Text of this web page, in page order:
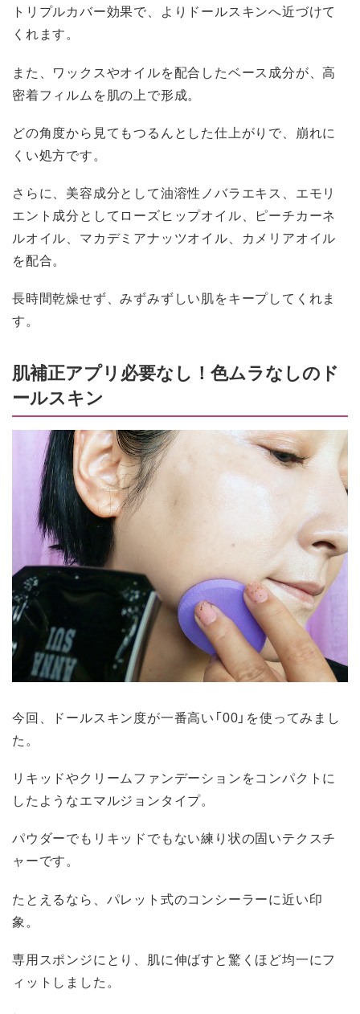
トリプルカバー効果で、よりドールスキンへ近づけて
くれます。
また、ワックスやオイルを配合したベース成分が、高
密着フィルムを肌の上で形成。
どの角度から見てもつるんとした仕上がりで、崩れに
くい処方です。
さらに、美容成分として油溶性ノバラエキス、エモリ
エント成分としてローズヒップオイル、ピーチカーネ
ルオイル、マカデミアナッツオイル、カメリアオイル
を配合。
長時間乾燥せず、みずみずしい肌をキープしてくれま
す。
肌補正アプリ必要なし！色ムラなしのド
ールスキン
今回、ドールスキン度が一番高い「00」を使ってみまし
た。
リキッドやクリームファンデーションをコンパクトに
したようなエマルジョンタイプ。
パウダーでもリキッドでもない練り状の固いテクスチ
ャーです。
たとえるなら、パレット式のコンシーラーに近い印
象。
専用スポンジにとり、肌に伸ばすと驚くほど均一にフ
ィットしました。